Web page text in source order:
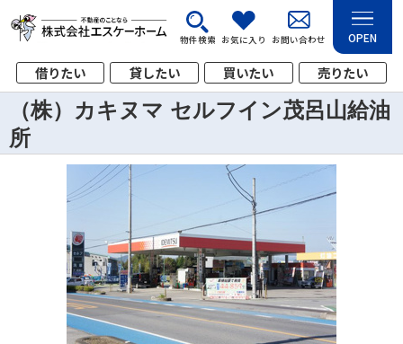
物件検索 お気に入り お問い合わせ OPEN
借りたい 貸したい 買いたい 売りたい
（株）カキヌマ セルフイン茂呂山給油
所